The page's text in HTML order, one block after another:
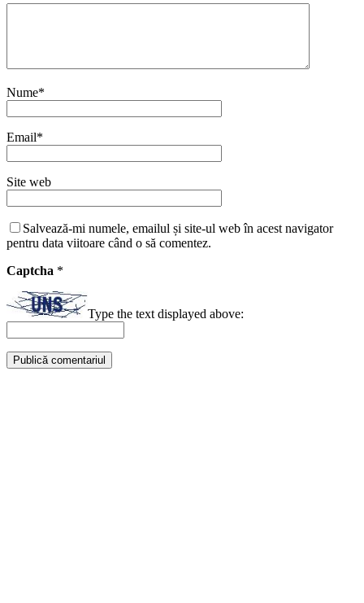
Nume*
Email*
Site web
Salvează-mi numele, emailul și site-ul web în acest navigator
pentru data viitoare când o să comentez.
Captcha *
Type the text displayed above: